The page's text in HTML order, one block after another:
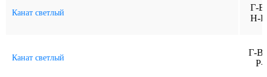
Канат светлый
Г-
Н-
Канат светлый
Г-
Р-